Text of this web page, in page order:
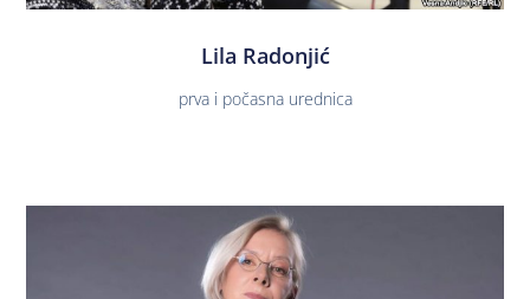
Lila Radonjić
prva i počasna urednica